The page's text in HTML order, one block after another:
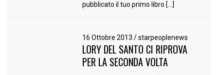
pubblicato il tuo primo libro […]
16 Ottobre 2013/ starpeoplenews
LORY DEL SANTO CI RIPROVA
PER LA SECONDA VOLTA